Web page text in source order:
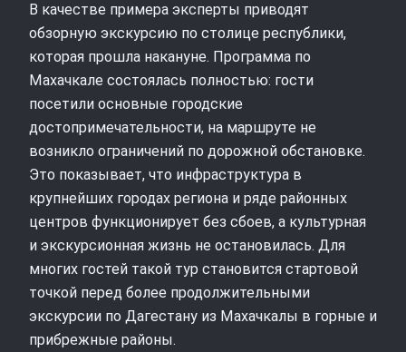
В качестве примера эксперты приводят
обзорную экскурсию по столице республики,
которая прошла накануне. Программа по
Махачкале состоялась полностью: гости
посетили основные городские
достопримечательности, на маршруте не
возникло ограничений по дорожной обстановке.
Это показывает, что инфраструктура в
крупнейших городах региона и ряде районных
центров функционирует без сбоев, а культурная
и экскурсионная жизнь не остановилась. Для
многих гостей такой тур становится стартовой
точкой перед более продолжительными
экскурсии по Дагестану из Махачкалы в горные и
прибрежные районы.